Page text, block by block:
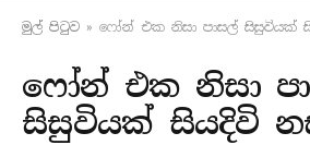
මුල් පිටු​ව » ෆෝන් එක නිසා පාසල් සිසුවියක්
ෆෝන් එක නිසා
සිසුවියක් සියදිවි